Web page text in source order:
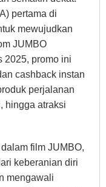
pertama di
mewujudkan
JUMBO
2025, promo ini
cashback instan
perjalanan
hingga atraksi
film JUMBO,
keberanian diri
mengawali